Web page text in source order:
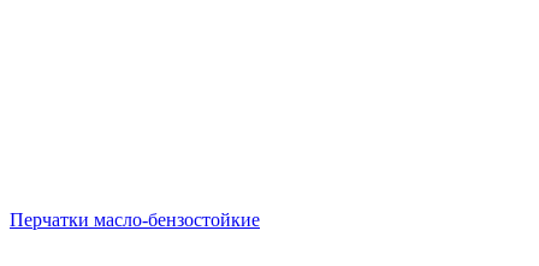
Перчатки масло-бензостойкие